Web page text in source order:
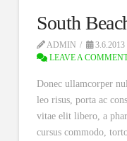
South
ADMIN 3.6.2013
LEAVE A
Donec ullamcorper
leo risus, porta ac
vitae elit libero, a
cursus commodo,